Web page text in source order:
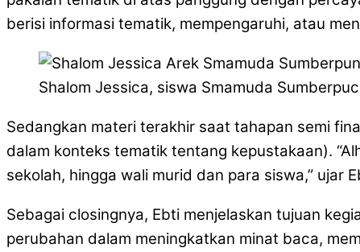
berisi informasi tematik, mempengaruhi, atau
Shalom Jessica, siswa Smamuda
Sedangkan materi terakhir saat tahapan semi
dalam konteks tematik tentang kepustakaan).
sekolah, hingga wali murid dan para siswa,” ujar
Sebagai closingnya, Ebti menjelaskan tujuan
perubahan dalam meningkatkan minat baca,